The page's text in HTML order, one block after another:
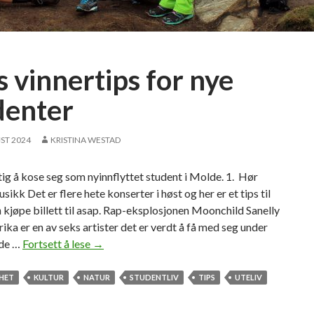
vinnertips for nye
2024 KRISTINA WESTAD
å kose seg som nyinnflyttet student i Molde. 1. Hør
Det er flere hete konserter i høst og her er et tips til
kjøpe billett til asap. Rap-eksplosjonen Moonchild Sanelly
er en av seks artister det er verdt å få med seg under
… Fortsett å lese S
k
→
KULTUR NATUR STUDENTLIV TIPS UTELIV